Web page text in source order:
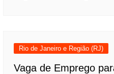
Rio de Janeiro e Região (RJ)
Vaga de Emprego